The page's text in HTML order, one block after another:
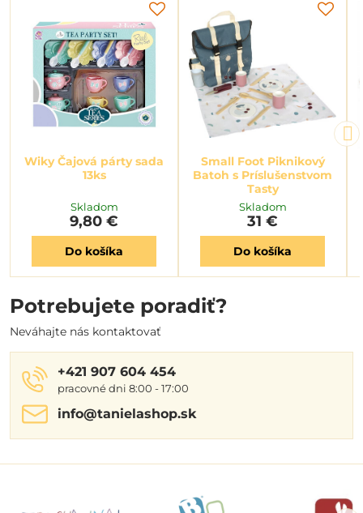
Wiky Čajová párty sada
13ks
Skladom
9,80 €
Do košíka
Small Foot Piknikový
Batoh s Príslušenstvom
Tasty
Skladom
31 €
Do košíka
Potrebujete poradiť?
Neváhajte nás kontaktovať
+421 907 604 454
pracovné dni 8:00 - 17:00
info​@tanielashop​.sk